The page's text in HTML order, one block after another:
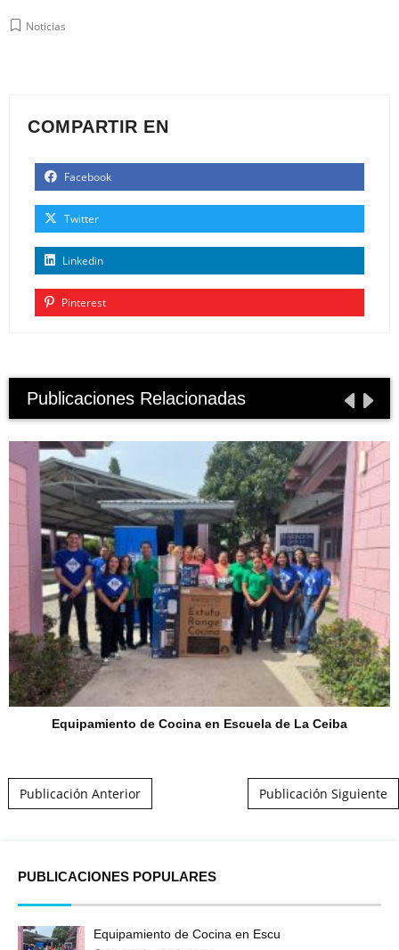
Noticias
COMPARTIR EN
Facebook
Twitter
Linkedin
Pinterest
Publicaciones Relacionadas
Equipamiento de Cocina en Escuela de La Ceiba
Publicación Anterior Publicación Siguiente
PUBLICACIONES POPULARES
Equipamiento de Cocina en Escu